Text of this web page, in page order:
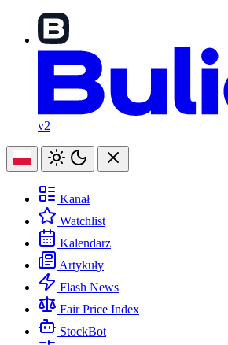
v2
Kanał
Watchlist
Kalendarz
Artykuły
Flash News
Fair Price Index
StockBot